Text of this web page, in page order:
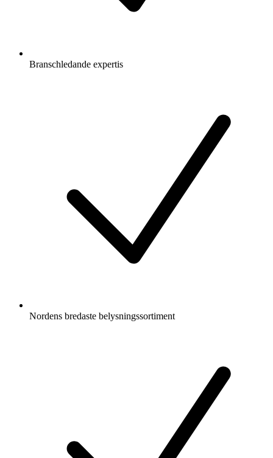
Branschledande expertis
Nordens bredaste belysningssortiment